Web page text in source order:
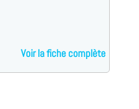
Voir la fiche complète